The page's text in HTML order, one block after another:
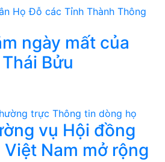
Họ Đỗ các Tỉnh Thành Thông
ngày mất của
Bửu
trực Thông tin dòng họ
vụ Hội đồng
Nam mở rộng